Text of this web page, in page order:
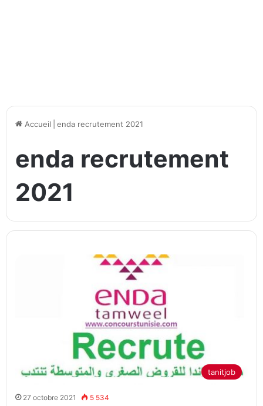
Accueil enda recrutement 2021
enda recrutement
2021
tanitjob
27 octobre 2021 5 534